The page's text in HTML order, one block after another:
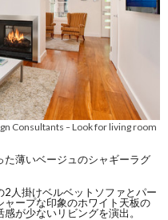
Consultants –Look for living room
た薄いベージュのシャギーラグ
人掛けベルベットソファとパー
ャープな印象のホワイト天板の
が少ないリビングを演出。